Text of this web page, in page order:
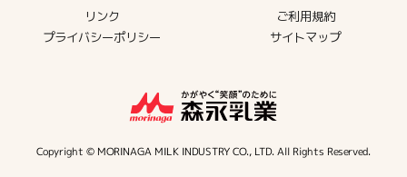
リンク
ご利用規約
プライバシーポリシー
サイトマップ
Copyright © MORINAGA MILK INDUSTRY CO., LTD. All Rights Reserved.